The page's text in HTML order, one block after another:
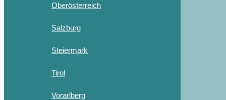
Oberösterreich
Salzburg
Steiermark
Tirol
Vorarlberg